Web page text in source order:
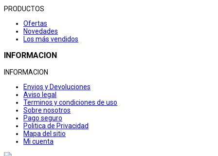
PRODUCTOS
Ofertas
Novedades
Los más vendidos
INFORMACION
INFORMACION
Envios y Devoluciones
Aviso legal
Terminos y condiciones de uso
Sobre nosotros
Pago seguro
Politica de Privacidad
Mapa del sitio
Mi cuenta